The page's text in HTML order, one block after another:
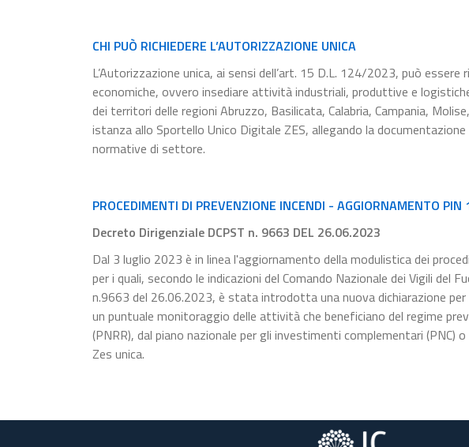
CHI PUÒ RICHIEDERE L’AUTORIZZAZIONE UNICA
L’Autorizzazione unica, ai sensi dell’art. 15 D.L. 124/2023, può
economiche, ovvero insediare attività industriali, produttive e
dei territori delle regioni Abruzzo, Basilicata, Calabria, Campania,
istanza allo Sportello Unico Digitale ZES, allegando la
normative di settore.
PROCEDIMENTI DI PREVENZIONE INCENDI - AGGIORNAMENTO PIN
Decreto Dirigenziale DCPST n. 9663 DEL 26.06.2023
Dal 3 luglio 2023 è in linea l'aggiornamento della modulistica dei
per i quali, secondo le indicazioni del Comando Nazionale dei Vigili del
n.9663 del 26.06.2023, è stata introdotta una nuova dichiarazione
un puntuale monitoraggio delle attività che beneficiano del regime
(PNRR), dal piano nazionale per gli investimenti complementari (PNC)
Zes unica.